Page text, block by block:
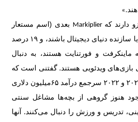
.»
دارند که Markiplier
بعدی (اسم مستعار
سازنده دنیای دیجیتال باشند، و ۱۹ درصد
ماینکرفت و فورتنایت هستند، به دنبال
ویدئویی هستند. گفتنی است که
مارکیپلایر در دو سال ۲۰۲۱ و ۲۰۲۲ سرجمع درآمد ۶۵‌میلیون دلاری
هنوز گروهی از بچه‌ها مشاغل سنتی
تدریس و ورزش را دنبال می‌کنند. آنها